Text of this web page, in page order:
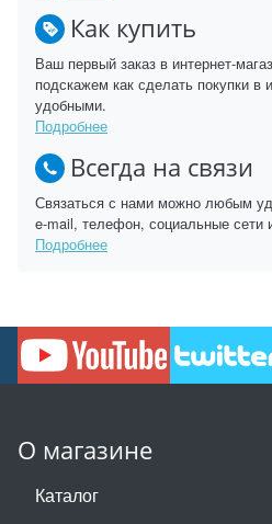
Как купить
Ваш первый заказ в интернет-
подскажем как сделать покупки в
удобными.
Подробнее
Всегда на связи
Связаться с нами можно любым
e-mail, телефон, социальные сети
Подробнее
О магазине
Каталог